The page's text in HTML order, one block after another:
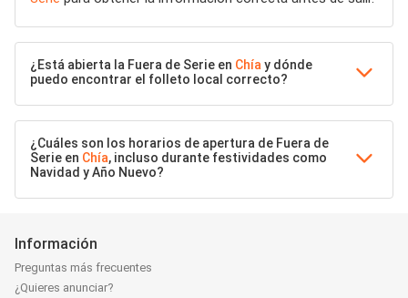
¿Está abierta la Fuera de Serie en Chía y dónde
puedo encontrar el folleto local correcto?
¿Cuáles son los horarios de apertura de Fuera de
Serie en Chía, incluso durante festividades como
Navidad y Año Nuevo?
Información
Preguntas más frecuentes
¿Quieres anunciar?